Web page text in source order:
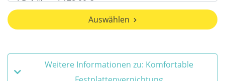
Auswählen
Weitere Informationen zu: Komfortable